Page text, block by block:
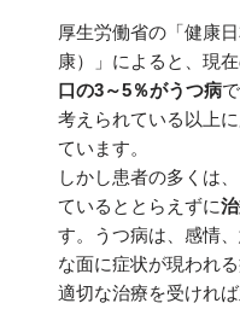
厚生労働省の「健康
康）」によると、現
口の3～5％がうつ病
考えられている以上
ています。
しかし患者の多くは
ているととらえずに
す。うつ病は、感情
な面に症状が現われ
適切な治療を受ければ